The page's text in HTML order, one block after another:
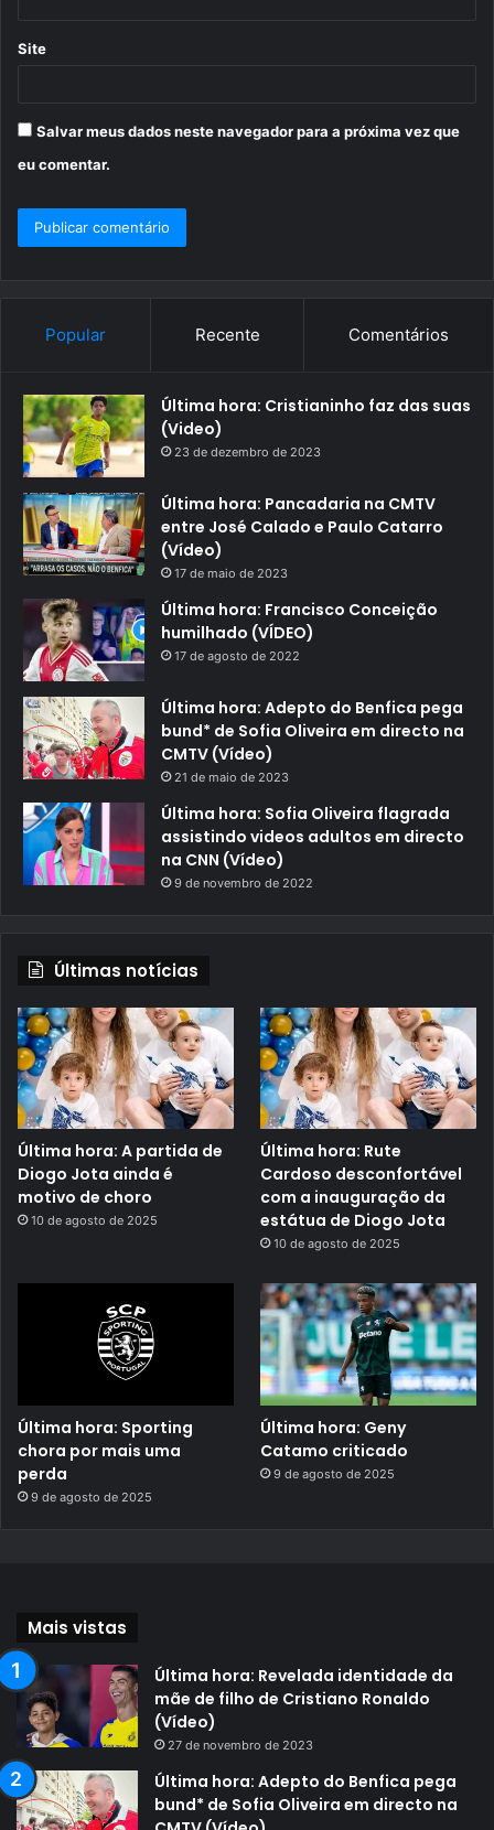
Site
Salvar meus dados neste navegador para a próxima vez que
eu comentar.
Popular Recente Comentários
Última hora: Cristianinho faz das suas
(Video)
23 de dezembro de 2023
Última hora: Pancadaria na CMTV
entre José Calado e Paulo Catarro
(Vídeo)
17 de maio de 2023
Última hora: Francisco Conceição
humilhado (VÍDEO)
17 de agosto de 2022
Última hora: Adepto do Benfica pega
bund* de Sofia Oliveira em directo na
CMTV (Vídeo)
21 de maio de 2023
Última hora: Sofia Oliveira flagrada
assistindo videos adultos em directo
na CNN (Vídeo)
9 de novembro de 2022
Últimas notícias
Última hora: A partida de
Diogo Jota ainda é
motivo de choro
10 de agosto de 2025
Última hora: Rute
Cardoso desconfortável
com a inauguração da
estátua de Diogo Jota
10 de agosto de 2025
Última hora: Sporting
chora por mais uma
perda
9 de agosto de 2025
Última hora: Geny
Catamo criticado
9 de agosto de 2025
Mais vistas
Última hora: Revelada identidade da
mãe de filho de Cristiano Ronaldo
(Vídeo)
27 de novembro de 2023
Última hora: Adepto do Benfica pega
bund* de Sofia Oliveira em directo na